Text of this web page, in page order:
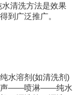
清洗方法是效果
到广泛推广。
水溶剂(如清洗剂)
声——喷淋——纯水